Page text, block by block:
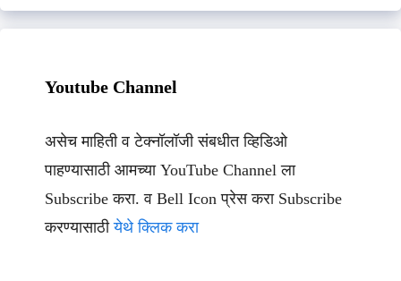
Youtube Channel
असेच माहिती व टेक्नॉलॉजी संबधीत व्हिडिओ
पाहण्यासाठी आमच्या YouTube Channel ला
Subscribe करा. व Bell Icon प्रेस करा Subscribe
करण्यासाठीयेथे क्लिक करा